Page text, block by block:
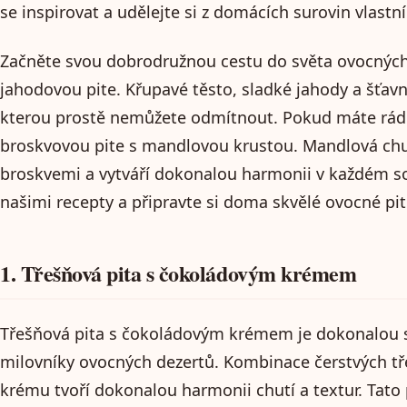
se inspirovat a udělejte si z domácích surovin
Začněte svou dobrodružnou cestu do světa
jahodovou pite. Křupavé těsto, sladké jahody a
kterou prostě nemůžete odmítnout. Pokud máte
broskvovou pite s mandlovou krustou. Mandlová
broskvemi a vytváří dokonalou harmonii v každém
našimi recepty a připravte si doma skvělé ovocné
1. Třešňová pita s čokoládovým krémem
Třešňová pita s čokoládovým krémem je
milovníky ovocných dezertů. Kombinace čerstvých
krému tvoří dokonalou harmonii chutí a textur.